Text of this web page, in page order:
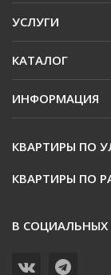
УСЛУГИ
КАТАЛОГ
ИНФОРМАЦИЯ
КВАРТИРЫ ПО
КВАРТИРЫ ПО
В СОЦИАЛЬНЫХ